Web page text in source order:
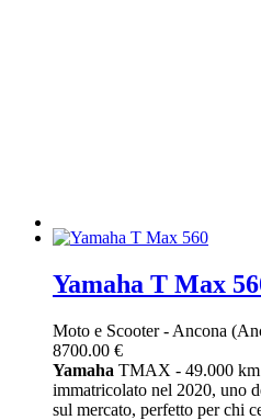
Yamaha T Max
Moto e Scooter- Ancona
8700.00 €
Yamaha TMAX - 49.000 km
immatricolato nel 2020, uno
sul mercato, perfetto per chi